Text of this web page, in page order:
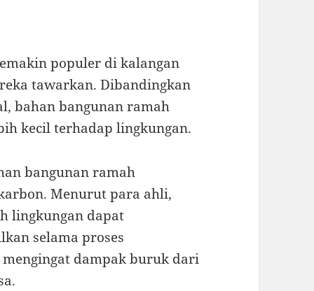
populer di kalangan
tawarkan. Dibandingkan
bahan bangunan ramah
kecil terhadap lingkungan.
bangunan ramah
Menurut para ahli,
lingkungan dapat
selama proses
dampak buruk dari